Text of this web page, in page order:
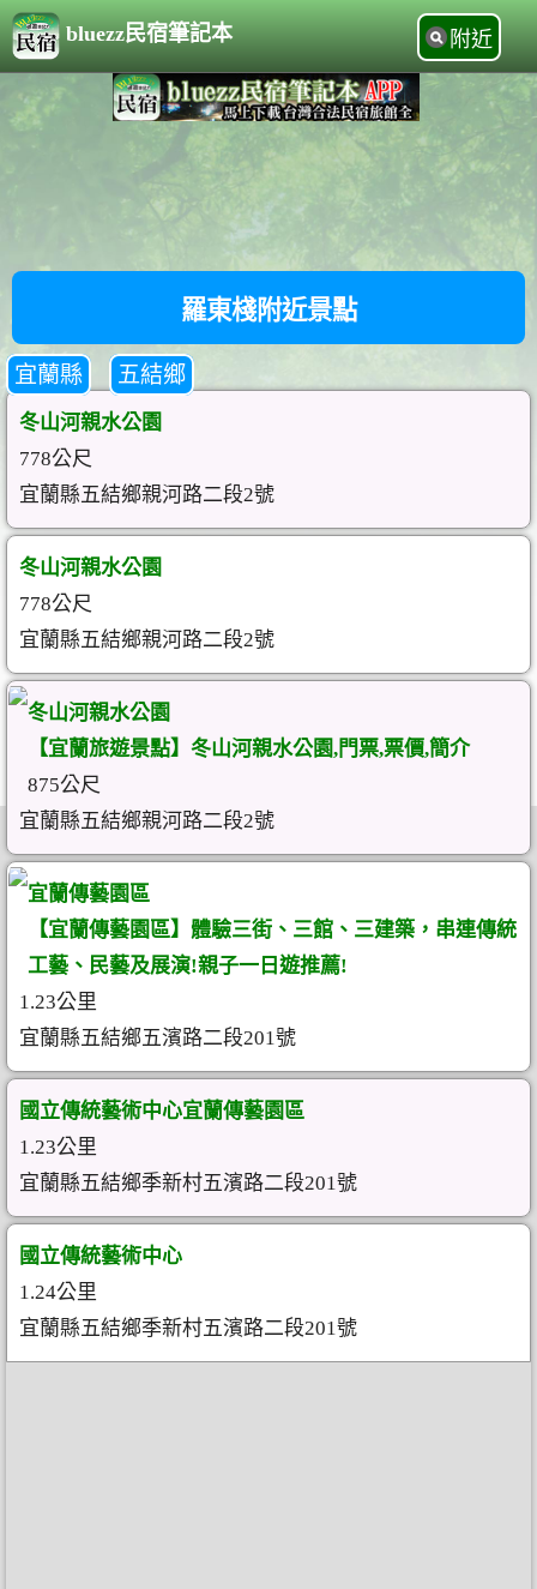
bluezz民宿筆記本 附近
羅東棧附近景點
宜蘭縣 五結鄉
冬山河親水公園
778公尺
宜蘭縣五結鄉親河路二段2號
冬山河親水公園
778公尺
宜蘭縣五結鄉親河路二段2號
冬山河親水公園
【宜蘭旅遊景點】冬山河親水公園,門票,票價,簡介
875公尺
宜蘭縣五結鄉親河路二段2號
宜蘭傳藝園區
【宜蘭傳藝園區】體驗三街、三館、三建築，串連傳統
工藝、民藝及展演!親子一日遊推薦!
1.23公里
宜蘭縣五結鄉五濱路二段201號
國立傳統藝術中心宜蘭傳藝園區
1.23公里
宜蘭縣五結鄉季新村五濱路二段201號
國立傳統藝術中心
1.24公里
宜蘭縣五結鄉季新村五濱路二段201號